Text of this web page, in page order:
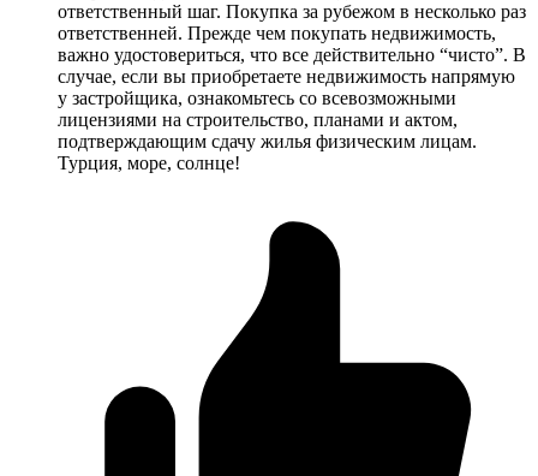
ответственный шаг. Покупка за рубежом в несколько раз
ответственней. Прежде чем покупать недвижимость,
важно удостовериться, что все действительно “чисто”. В
случае, если вы приобретаете недвижимость напрямую
у застройщика, ознакомьтесь со всевозможными
лицензиями на строительство, планами и актом,
подтверждающим сдачу жилья физическим лицам.
Турция, море, солнце!